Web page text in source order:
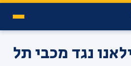
נגד מכבי תל